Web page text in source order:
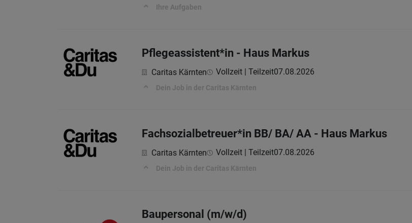
Ihre Aufgaben
Pflegeassistent*in - Haus Markus
Caritas Kärnten Vollzeit | Teilzeit07.08.2026
Dein Job in der Caritas Kärnten
Fachsozialbetreuer*in BB/ BA/ AA - Haus Markus
Caritas Kärnten Vollzeit | Teilzeit07.08.2026
Dein Job in der Caritas Kärnten
Baupersonal (m/w/d)